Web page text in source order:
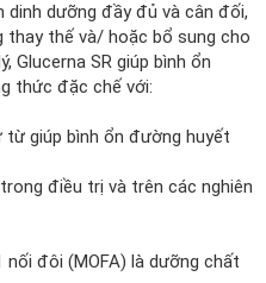
dinh dưỡng đầy đủ và cân đối,
thay thế và/ hoặc bổ sung cho
Glucerna SR giúp bình ổn
thức đặc chế với:
giúp bình ổn đường huyết
điều trị và trên các nghiên
đôi (MOFA) là dưỡng chất